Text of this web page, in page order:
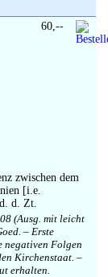
zwischen dem
[i.e.
d. Zt.
(Ausg. mit leicht
– Erste
negativen Folgen
Kirchenstaat. –
erhalten.
60,--